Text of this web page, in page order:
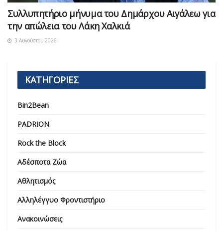
Συλλυπητήριο μήνυμα του Δημάρχου Αιγάλεω για
την απώλεια του Λάκη Χαλκιά
3 Αυγούστου 2026
ΚΑΤΗΓΟΡΙΕΣ
Bin2Bean
PADRION
Rock the Block
Αδέσποτα Ζώα
Αθλητισμός
Αλληλέγγυο Φροντιστήριο
Ανακοινώσεις